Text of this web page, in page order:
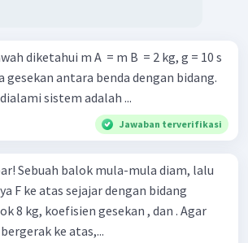
diketahui m A ​ = m B ​ = 2 kg, g = 10 s
gesekan antara benda dengan bidang.
sistem adalah ...
Jawaban terverifikasi
lalu
F ke atas sejajar dengan bidang
8 kg, koefisien gesekan , dan . Agar
ke atas,...